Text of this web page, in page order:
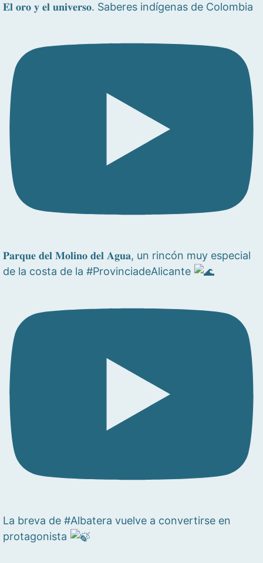
𝐄𝐥 𝐨𝐫𝐨 𝐲 𝐞𝐥 𝐮𝐧𝐢𝐯𝐞𝐫𝐬𝐨. Saberes indígenas de Colombia
𝐏𝐚𝐫𝐪𝐮𝐞 𝐝𝐞𝐥 𝐌𝐨𝐥𝐢𝐧𝐨 𝐝𝐞𝐥 𝐀𝐠𝐮𝐚, un rincón muy especial
de la costa de la #ProvinciadeAlicante
La breva de #Albatera vuelve a convertirse en
protagonista